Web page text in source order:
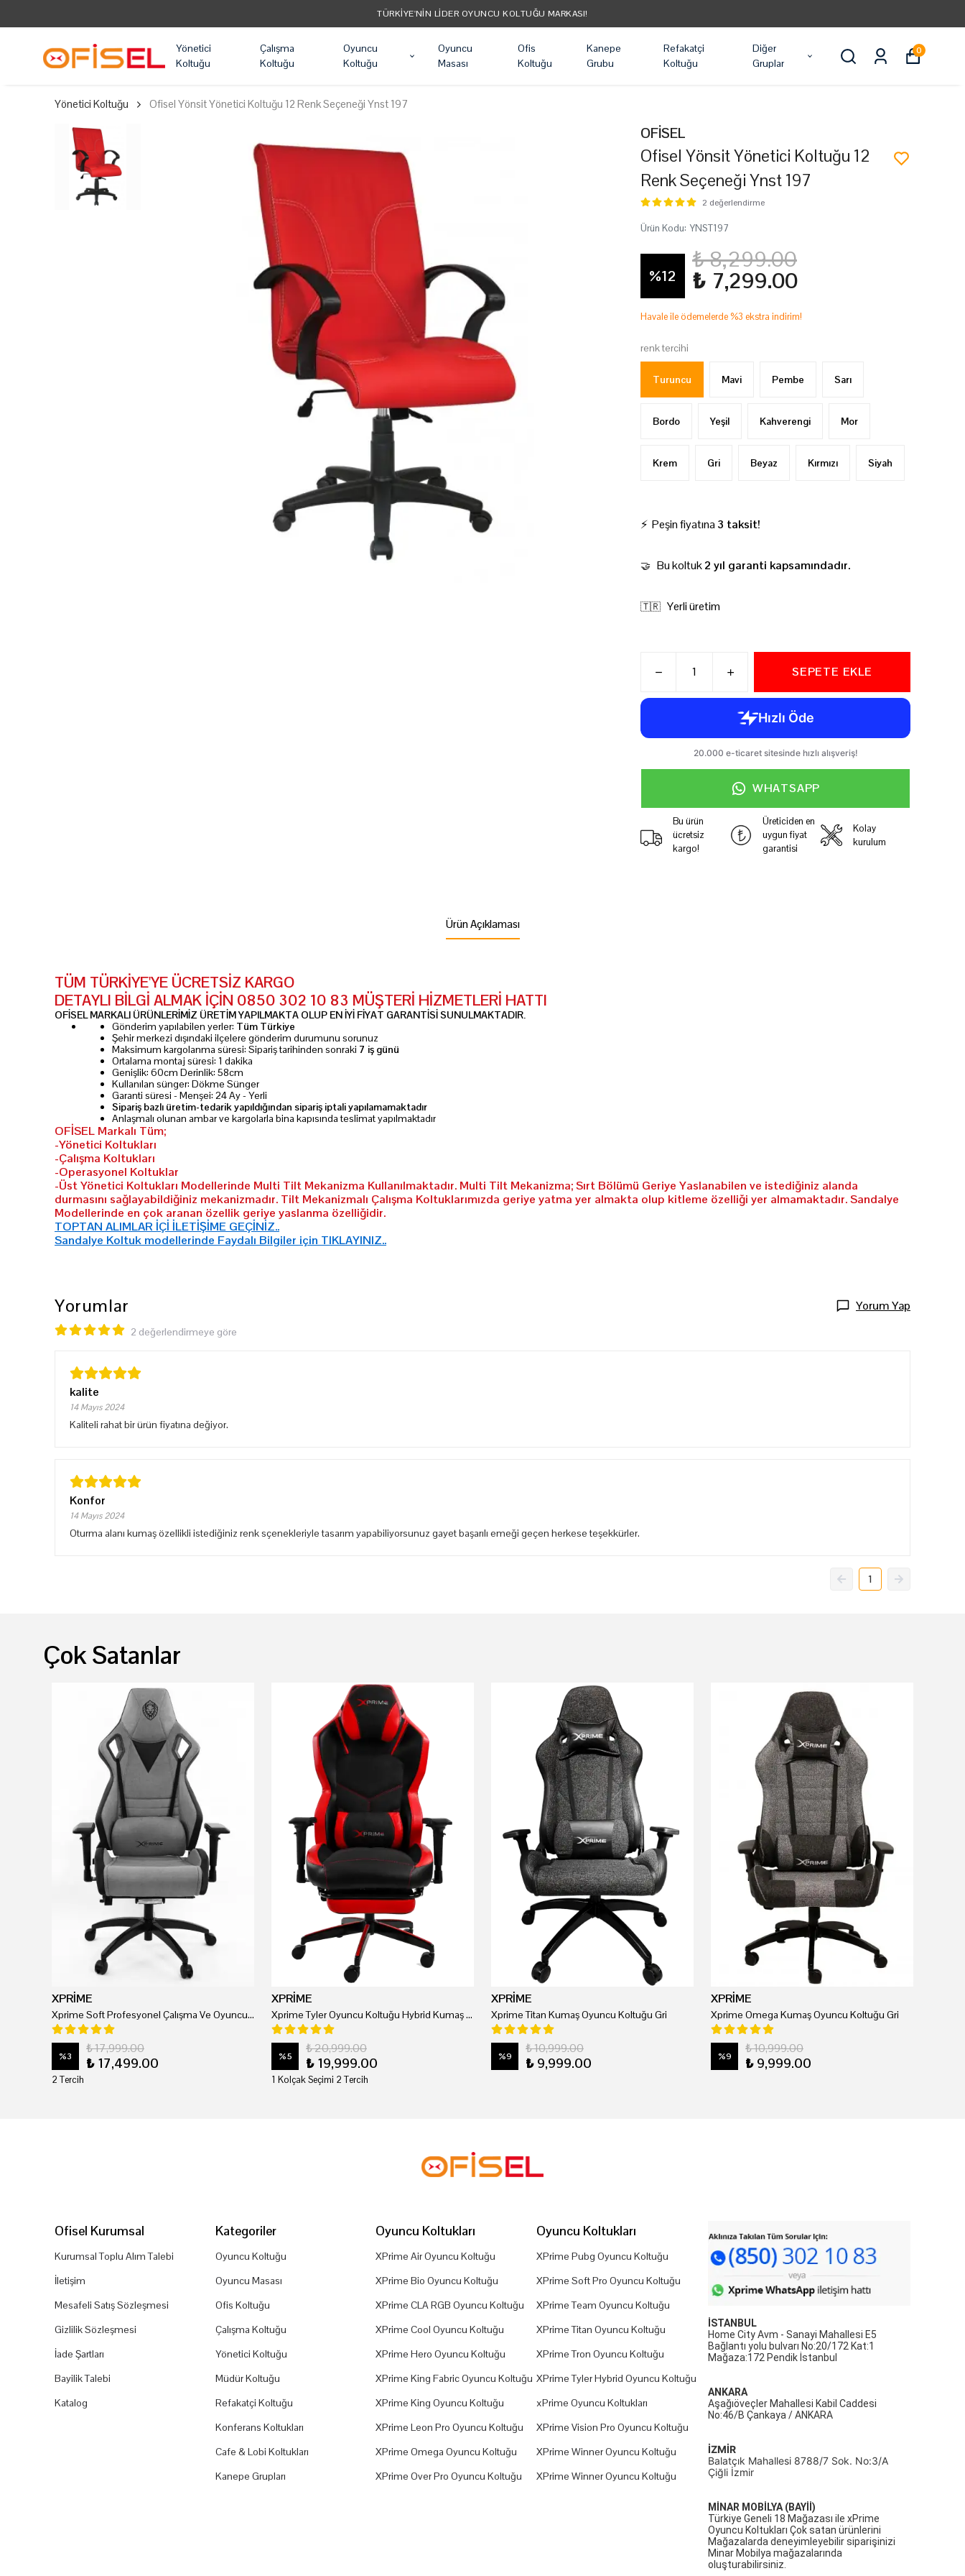
TÜM ÜRÜNLER ÜCRETSIZ KARGO
Yönetici
Koltuğu
Çalışma
Koltuğu
Oyuncu
Koltuğu
Oyuncu
Masası
Ofis
Koltuğu
Kanepe
Grubu
Refakatçi
Koltuğu
Diğer
Gruplar
0
Yönetici Koltuğu Ofisel Yönsit Yönetici Koltuğu 12 Renk Seçeneği Ynst 197
OFİSEL
Ofisel Yönsit Yönetici Koltuğu 12
Renk Seçeneği Ynst 197
2 değerlendirme
Ürün Kodu: YNST197
%12
₺ 8,299.00
₺ 7,299.00
Havale ile ödemelerde %3 ekstra indirim!
renk tercihi
Turuncu Mavi Pembe Sarı
Bordo Yeşil Kahverengi Mor
Krem Gri Beyaz Kırmızı Siyah
⚡ Peşin fiyatına 3 taksit!
🤝 Bu koltuk2 yıl garanti kapsamındadır.
🇹🇷 Yerli üretim
SEPETE EKLE
WHATSAPP
Bu ürün
ücretsiz
kargo!
Üreticiden en
uygun fiyat
garantisi
Kolay
kurulum
Ürün Açıklaması
TÜM TÜRKİYE'YE ÜCRETSİZ KARGO
DETAYLI BİLGİ ALMAK İÇİN 0850 302 10 83 MÜŞTERİ HİZMETLERİ HATTI
OFİSEL MARKALI ÜRÜNLERİMİZ ÜRETİM YAPILMAKTA OLUP EN İYİ FİYAT GARANTİSİ SUNULMAKTADIR.
Gönderim yapılabilen yerler: Tüm Türkiye
Şehir merkezi dışındaki ilçelere gönderim durumunu sorunuz
Maksimum kargolanma süresi: Sipariş tarihinden sonraki 7 iş günü
Ortalama montaj süresi: 1 dakika
Genişlik: 60cm Derinlik: 58cm
Kullanılan sünger: Dökme Sünger
Garanti süresi - Menşei: 24 Ay - Yerli
Sipariş bazlı üretim-tedarik yapıldığından sipariş iptali yapılamamaktadır
Anlaşmalı olunan ambar ve kargolarla bina kapısında teslimat yapılmaktadır
OFİSEL Markalı Tüm;
-Yönetici Koltukları
-Çalışma Koltukları
-Operasyonel Koltuklar
-Üst Yönetici Koltukları Modellerinde Multi Tilt Mekanizma Kullanılmaktadır. Multi Tilt Mekanizma; Sırt Bölümü Geriye Yaslanabilen ve istediğiniz alanda
durmasını sağlayabildiğiniz mekanizmadır. Tilt Mekanizmalı Çalışma Koltuklarımızda geriye yatma yer almakta olup kitleme özelliği yer almamaktadır. Sandalye
Modellerinde en çok aranan özellik geriye yaslanma özelliğidir.
TOPTAN ALIMLAR İÇİ İLETİŞİME GEÇİNİZ..
Sandalye Koltuk modellerinde Faydalı Bilgiler için TIKLAYINIZ..
Yorumlar Yorum Yap
2 değerlendirmeye göre
kalite
14 Mayıs 2024
Kaliteli rahat bir ürün fiyatına değiyor.
Konfor
14 Mayıs 2024
Oturma alanı kumaş özellikli istediğiniz renk sçenekleriyle tasarım yapabiliyorsunuz gayet başarılı emeği geçen herkese teşekkürler.
1
Çok Satanlar
XPRİME
Xprime Soft Profesyonel Çalışma Ve Oyuncu Koltuğu
%3
₺ 17,999.00
₺ 17,499.00
2 Tercih
XPRİME
Xprime Tyler Oyuncu Koltuğu Hybrid Kumaş Kırmızı
%5
₺ 20,999.00
₺ 19,999.00
1 Kolçak Seçimi 2 Tercih
XPRİME
Xprime Titan Kumaş Oyuncu Koltuğu Gri
%9
₺ 10,999.00
₺ 9,999.00
XPRİME
Xprime Omega Kumaş Oyuncu Koltuğu Gri
%9
₺ 10,999.00
₺ 9,999.00
Ofisel Kurumsal
Kurumsal Toplu Alım Talebi
İletişim
Mesafeli Satış Sözleşmesi
Gizlilik Sözleşmesi
İade Şartları
Bayilik Talebi
Katalog
Kategoriler
Oyuncu Koltuğu
Oyuncu Masası
Ofis Koltuğu
Çalışma Koltuğu
Yönetici Koltuğu
Müdür Koltuğu
Refakatçi Koltuğu
Konferans Koltukları
Cafe & Lobi Koltukları
Kanepe Grupları
Oyuncu Koltukları
XPrime Air Oyuncu Koltuğu
XPrime Bio Oyuncu Koltuğu
XPrime CLA RGB Oyuncu Koltuğu
XPrime Cool Oyuncu Koltuğu
XPrime Hero Oyuncu Koltuğu
XPrime King Fabric Oyuncu Koltuğu
XPrime King Oyuncu Koltuğu
XPrime Leon Pro Oyuncu Koltuğu
XPrime Omega Oyuncu Koltuğu
XPrime Over Pro Oyuncu Koltuğu
Oyuncu Koltukları
XPrime Pubg Oyuncu Koltuğu
XPrime Soft Pro Oyuncu Koltuğu
XPrime Team Oyuncu Koltuğu
XPrime Titan Oyuncu Koltuğu
XPrime Tron Oyuncu Koltuğu
XPrime Tyler Hybrid Oyuncu Koltuğu
xPrime Oyuncu Koltukları
XPrime Vision Pro Oyuncu Koltuğu
XPrime Winner Oyuncu Koltuğu
XPrime Winner Oyuncu Koltuğu
İSTANBUL
Home City Avm - Sanayi Mahallesi E5
Bağlantı yolu bulvarı No:20/172 Kat:1
Mağaza:172 Pendik İstanbul
ANKARA
Aşağıöveçler Mahallesi Kabil Caddesi
No:46/B Çankaya / ANKARA
İZMİR
Balatçık Mahallesi 8788/7 Sok. No:3/A
Çiğli İzmir
MİNAR MOBİLYA (BAYİİ)
Türkiye Geneli 18 Mağazası ile xPrime
Oyuncu Koltukları Çok satan ürünlerini
Mağazalarda deneyimleyebilir siparişinizi
Minar Mobilya mağazalarında
oluşturabilirsiniz.